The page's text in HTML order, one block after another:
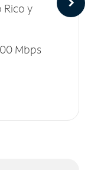
Rico y
Mbps